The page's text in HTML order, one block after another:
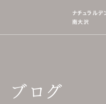
ナチュラルデ
南大沢
ブログ